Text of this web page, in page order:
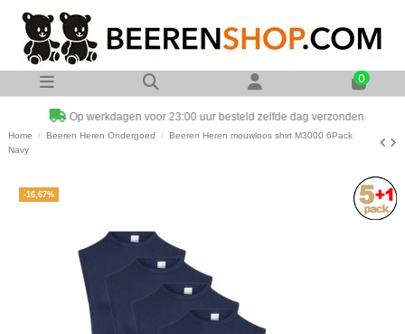
0
Op werkdagen voor 23:00 uur besteld zelfde dag verzonden
Home Beeren Heren Ondergoed
Beeren Heren mouwloos shirt M3000 6Pack
Navy
-16,67%